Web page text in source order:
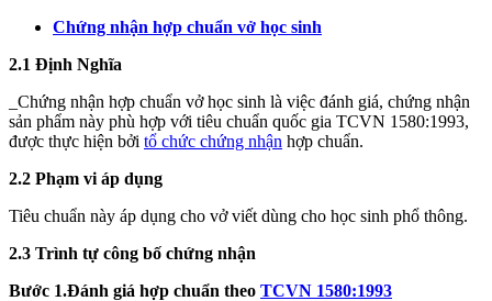
Chứng nhận hợp chuẩn vở học sinh
2.1 Định Nghĩa
_Chứng nhận hợp chuẩn vở học sinh là việc đánh giá, chứng nhận
sản phẩm này phù hợp với tiêu chuẩn quốc gia TCVN 1580:1993,
được thực hiện bởi tổ chức chứng nhận hợp chuẩn.
2.2 Phạm vi áp dụng
Tiêu chuẩn này áp dụng cho vở viết dùng cho học sinh phổ thông.
2.3 Trình tự công bố chứng nhận
Bước 1.Đánh giá hợp chuẩn theo TCVN 1580:1993